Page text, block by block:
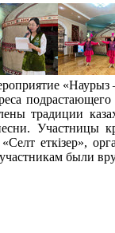
традиции
Участницы
«Селт еткізер»,
были